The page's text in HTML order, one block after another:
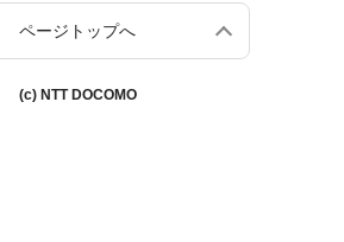
ページトップへ
(c) NTT DOCOMO